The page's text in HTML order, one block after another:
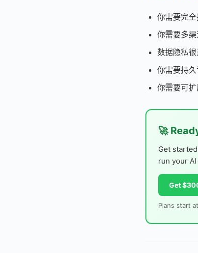
你需要完
你需要多
数据隐私
你需要持
你需要可
🚀
Get
run your
Get
Plans start